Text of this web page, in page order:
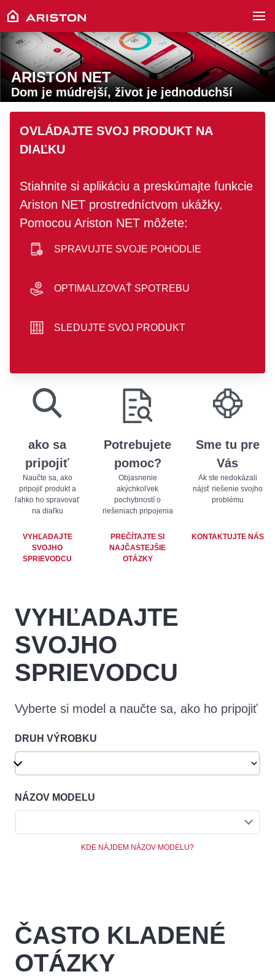
ARISTON NET
Dom je múdrejší, život je jednoduchší
OVLÁDAJTE SVOJ PRODUKT NA
DIAĽKU
Stiahnite si aplikáciu a preskúmajte funkcie
Ariston NET prostredníctvom ukážky.
Pomocou Ariston NET môžete:
SPRAVUJTE SVOJE POHODLIE
OPTIMALIZOVAŤ SPOTREBU
SLEDUJTE SVOJ PRODUKT
ako sa
pripojiť
Naučte sa, ako
pripojiť produkt a
ľahko ho spravovať
na diaľku
Potrebujete
pomoc?
Objasnenie
akýchkoľvek
pochybností o
riešeniach pripojenia
Sme tu pre
Vás
Ak ste nedokázali
nájsť riešenie svojho
problému
VYHĽADAJTE
SVOJHO
SPRIEVODCU
PREČÍTAJTE SI
NAJČASTEJŠIE
OTÁZKY
KONTAKTUJTE NÁS
VYHĽADAJTE
SVOJHO
SPRIEVODCU
Vyberte si model a naučte sa, ako ho pripojiť
DRUH VÝROBKU
NÁZOV MODELU
KDE NÁJDEM NÁZOV MODELU?
ČASTO KLADENÉ
OTÁZKY